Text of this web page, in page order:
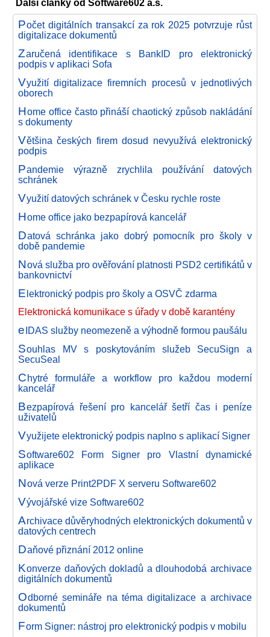
Další články od Software602 a.s.
Počet digitálních transakcí za rok 2025 potvrzuje růst
digitalizace dokumentů
Zaručená identifikace s BankID pro elektronický
podpis v aplikaci Sofa
Využití digitalizace firemních procesů v jednotlivých
oborech
Home office často přináší chaotický způsob nakládání
s dokumenty
Většina českých firem dosud nevyužívá elektronický
podpis
Pandemie výrazně zrychlila používání datových
schránek
Využití datových schránek v Česku rychle roste
Home office jako bezpapírová kancelář
Datová schránka jako dobrý pomocník pro školy v
době pandemie
Nová služba pro ověřování platnosti PSD2 certifikátů v
bankovnictví
Elektronický podpis pro školy a OSVČ zdarma
Elektronická komunikace s úřady v době karantény
eIDAS služby neomezeně a výhodně formou paušálu
Souhlas MV s poskytováním služeb SecuSign a
SecuSeal
Chytré formuláře a workflow pro každou moderní
kancelář
Bezpapírová řešení pro kancelář šetří čas i peníze
uživatelů
Využijete elektronický podpis naplno s aplikací Signer
Software602 Form Signer pro Vlastní dynamické
aplikace
Nová verze Print2PDF X serveru Software602
Vývojářské vize Software602
Archivace důvěryhodných elektronických dokumentů v
datových centrech
Daňové přiznání 2012 online
Konverze daňových dokladů a dlouhodobá archivace
digitálních dokumentů
Odborné semináře na téma digitalizace a archivace
dokumentů
Form Signer: nástroj pro elektronický podpis v mobilu